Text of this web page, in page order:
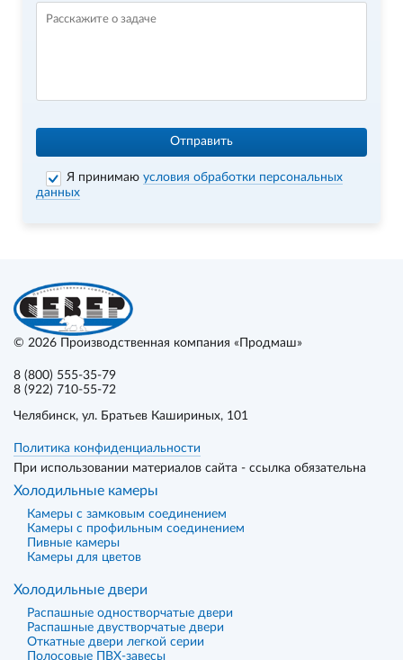
Отправить
Я принимаюусловия обработки персональных
данных
© 2026 Производственная компания «Продмаш»
8 (800) 555-35-79
8 (922) 710-55-72
Челябинск, ул. Братьев Кашириных, 101
Политика конфиденциальности
При использовании материалов сайта - ссылка обязательна
Холодильные камеры
Камеры с замковым соединением
Камеры с профильным соединением
Пивные камеры
Камеры для цветов
Холодильные двери
Распашные одностворчатые двери
Распашные двустворчатые двери
Откатные двери легкой серии
Полосовые ПВХ-завесы